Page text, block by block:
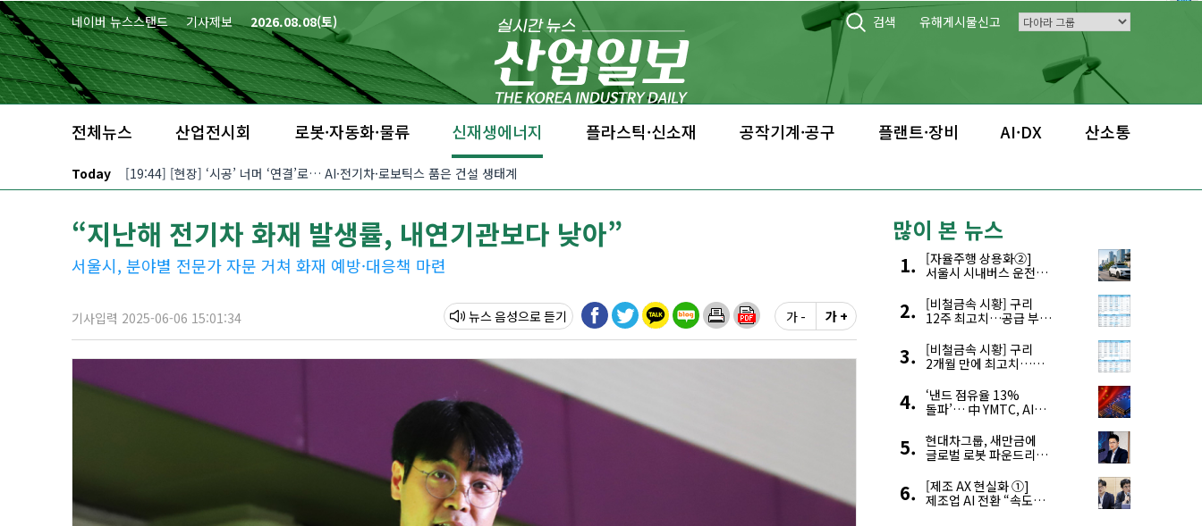
본문 바로가기
네이버 뉴스스탠드 기사제보 2026.08.08(토) 검색 유해게시물신고
전체뉴스 산업전시회 로봇·자동화·물류 신재생에너지 플라스틱·신소재 공작기계·공구 플랜트·장비 AI·DX 산소통
Today [19:44] [현장] ‘시공’ 너머 ‘연결’로… AI·전기차·로보틱스 품은 건설 생태계
“지난해 전기차 화재 발생률, 내연기관보다 낮아”
서울시, 분야별 전문가 자문 거쳐 화재 예방·대응책 마련
기사입력 2025-06-06 15:01:34 뉴스 음성 가 - 가 +
많이 본 뉴스
[자율주행 상용화②]
서울시 시내버스 운전자
해결한다
[비철금속 시황] 구리
12주 최고치…공급 부족
[비철금속 시황] 구리
2개월 만에 최고치…
우려 확대
‘낸드 점유율 13%
돌파’… 中 YMTC, AI
4위 맹추격
현대차그룹, 새만금에
글로벌 로봇 파운드리
[제조 AX 현실화 ①]
제조업 AI 전환 “속도와